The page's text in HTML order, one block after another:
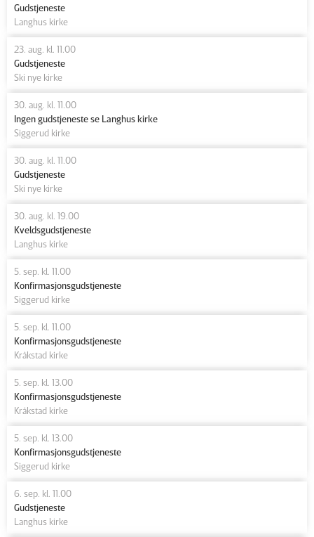
Gudstjeneste
Langhus kirke
23. aug. kl. 11.00
Gudstjeneste
Ski nye kirke
30. aug. kl. 11.00
Ingen gudstjeneste se Langhus kirke
Siggerud kirke
30. aug. kl. 11.00
Gudstjeneste
Ski nye kirke
30. aug. kl. 19.00
Kveldsgudstjeneste
Langhus kirke
5. sep. kl. 11.00
Konfirmasjonsgudstjeneste
Siggerud kirke
5. sep. kl. 11.00
Konfirmasjonsgudstjeneste
Kråkstad kirke
5. sep. kl. 13.00
Konfirmasjonsgudstjeneste
Kråkstad kirke
5. sep. kl. 13.00
Konfirmasjonsgudstjeneste
Siggerud kirke
6. sep. kl. 11.00
Gudstjeneste
Langhus kirke